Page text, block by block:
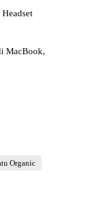
MacBook,
Organic